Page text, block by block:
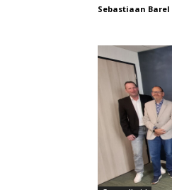
Sebastiaan Barel